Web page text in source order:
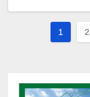
Posts
1 2